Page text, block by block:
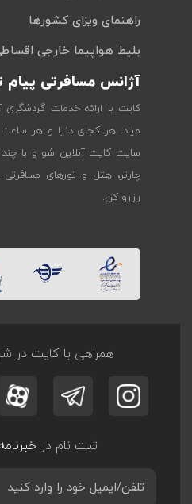
راهنمای ویزای کشورها
بلیط هواپیما خارجی
آژانس مسافرتی پیام
کایت با ارائه خدمات گردشگری
میاد. هر کجای دنیا و هر
سایت کایت آنلاین شو و با چند
چارتر، هتل و تورهای
رزرو کن.
همراهی با کایت در
ثبت نام درخبرنامه